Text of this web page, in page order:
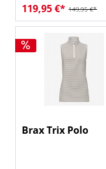
149,95 €*
119,95 €*
Brax Trix Polo